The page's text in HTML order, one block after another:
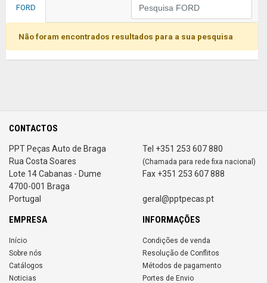
FORD
Não foram encontrados resultados para a sua pesquisa
CONTACTOS
PPT Peças Auto de Braga
Rua Costa Soares
Lote 14 Cabanas - Dume
4700-001 Braga
Portugal
Tel +351 253 607 880
(Chamada para rede fixa nacional)
Fax +351 253 607 888
geral@pptpecas.pt
EMPRESA
Início
Sobre nós
Catálogos
Noticias
INFORMAÇÕES
Condições de venda
Resolução de Conflitos
Métodos de pagamento
Portes de Envio